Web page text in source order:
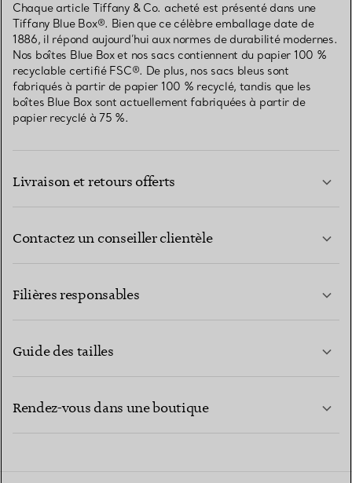
Chaque article Tiffany & Co. acheté est présenté dans une
Tiffany Blue Box®. Bien que ce célèbre emballage date de
1886, il répond aujourd’hui aux normes de durabilité modernes.
Nos boîtes Blue Box et nos sacs contiennent du papier 100 %
recyclable certifié FSC®. De plus, nos sacs bleus sont
fabriqués à partir de papier 100 % recyclé, tandis que les
boîtes Blue Box sont actuellement fabriquées à partir de
papier recyclé à 75 %.
Livraison et retours offerts
Contactez un conseiller clientèle
Filières responsables
Guide des tailles
Rendez-vous dans une boutique